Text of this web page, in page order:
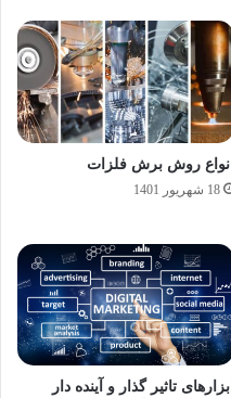
انواع روش برش فلزات
18 شهریور 1401
ابزارهای تاثیر گذار و آینده دار